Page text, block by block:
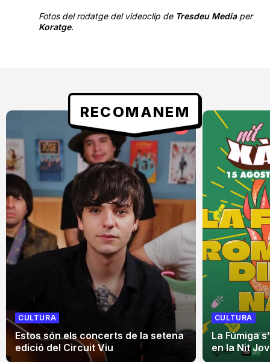
Fotos del rodatge del videoclip de Tresdeu Mediaper
Koratge.
RECOMANEM
CULTURA
Estos són els concerts de la setena
edició del Circuit Viu
CULTURA
La Fúmiga
en la Nit